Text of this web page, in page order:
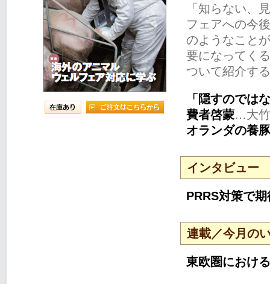
「知らない、
フェアへの今
のようなこと
要になってく
ついて紹介す
「隠すのでは
費者啓蒙…大
オランダの養
インタビュー
PRRS対策で
連載／今月の
東欧圏におけ